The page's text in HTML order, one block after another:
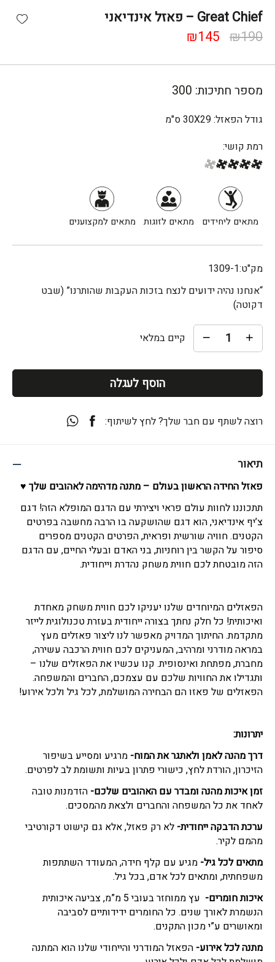
Great Chief – פאזל אינדיאני
₪190
המחיר
היה:
₪190.
₪145 המחיר
הוא:
₪145. מספר חתיכות: 300
גודל הפאזל:30X29 ס"מ
רמת קושי:
מתאים ליחידים מתאים לזוגות מתאים למקצוענים
מק"ט:1309-1
“אנחנו נהיה ידועים לנצח בזכות העקבות שהותרנו” (שבט
דקוטה)
קיים במלאי
הוסף לעגלה
תיאור
פאזל החידה הראשון בעולם – מתנה מדהימה לאהובים שלך ♥
תתכוננו לחוות עולם פראי ויצירתי עם הדגם המופלא הזה! דגם
צ’יף אינדיאני, הוא דגם שהושקעה בו הרבה מחשבה בפרטים
הקטנים. חוויה שורשית ופראית, הפרטים הקטנים מספרים
סיפור על הקשר בין רוחניות, בני האדם ובעלי החיים, עם הדגם
הזה מובטחת לכם חווית משחק נהדרת וייחודית.
הפאזלים המיוחדים שלנו יעניקו לכם חווית משחק מאחדת
ואיכותית! כל חלק נחתך בצורה ייחודית בעזרת טכנולוגית לייזר
מתקדמת. החיתוך המדויק מאפשר לנו ליצור פאזלים מעץ
במראה מודרני ומרהיב, המעניקים לכם חווית הרכבה עשירה,
מחברת, מפתחת ואינסופית. קנו עכשיו את הפאזלים שלנו –
ותגדילו את החוויות שלכם עם עצמכם, החברים והמשפחה.
הפאזלים של פאזו הם הבחירה המושלמת, לכל גיל ולכל אירוע!
יתרונות:
דרך מהנה לאמן ולאתגר את המוח- מרגיע ומסייע בשיפור
הזיכרון, הורדת לחץ, כישורי פתרון בעיות ותשומת לב לפרטים.
זמן איכות מהנה ומבדר עם האהובים שלכם- הזדמנות טובה
לאחד את כל המשפחה והחברים ולצאת מהמסכים.
ערכת הדבקה ייחודית- לא רק פאזל, אלא גם קישוט דקורטיבי
מהמם לקיר.
מתאים לכל גיל- מגיע עם קלף חידה, המעודד השתתפות
משפחתית, ומתאים לכל אדם, בכל גיל.
איכות חומרים-
עץ ממוחזר בעובי 5 מ”מ, צביעה איכותית
הנשמרת לאורך שנים. כל החומרים ידידותיים לסביבה
ומאושרים ע”י מכון התקנים.
מתנה לכל אירוע- הפאזל המודרני והייחודי שלנו הוא המתנה
רוצה לשתף עם חבר שלך? לחץ לשיתוף: